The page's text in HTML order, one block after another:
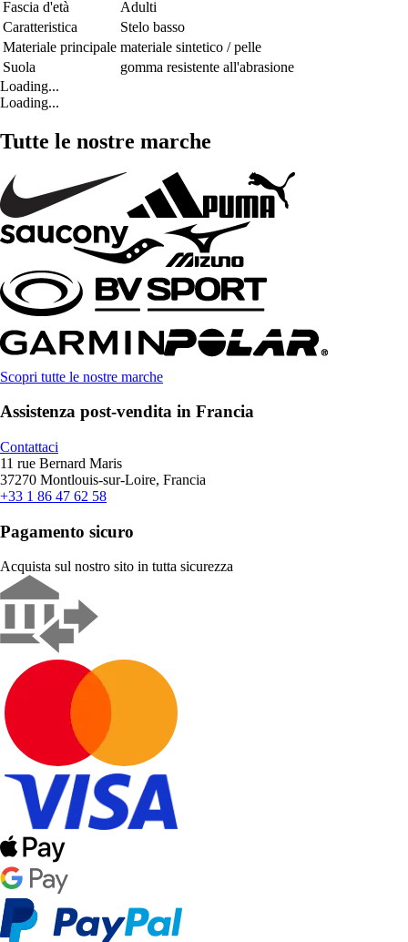
Fascia d'età
Adulti
Caratteristica
Stelo basso
Materiale principale materiale sintetico / pelle
Suola
gomma resistente all'abrasione
Loading...
Loading...
Tutte le nostre marche
Scopri tutte le nostre marche
Assistenza post-vendita in Francia
Contattaci
11 rue Bernard Maris
37270 Montlouis-sur-Loire, Francia
+33 1 86 47 62 58
Pagamento sicuro
Acquista sul nostro sito in tutta sicurezza